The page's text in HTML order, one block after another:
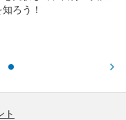
ろう！
ト